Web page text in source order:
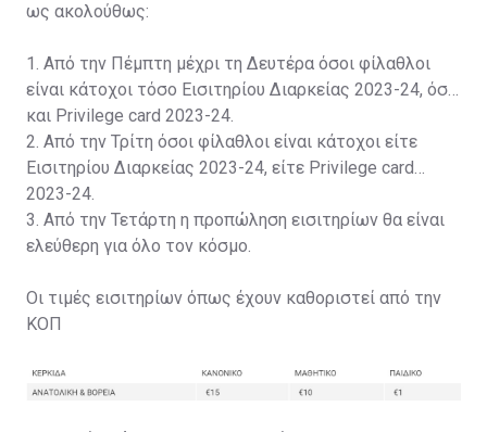
ως ακολούθως:
1. Από την Πέμπτη μέχρι τη Δευτέρα όσοι φίλαθλοι
είναι κάτοχοι τόσο Εισιτηρίου Διαρκείας 2023-24, όσο
και Privilege card 2023-24.
2. Από την Τρίτη όσοι φίλαθλοι είναι κάτοχοι είτε
Εισιτηρίου Διαρκείας 2023-24, είτε Privilege card
2023-24.
3. Από την Τετάρτη η προπώληση εισιτηρίων θα είναι
ελεύθερη για όλο τον κόσμο.
Οι τιμές εισιτηρίων όπως έχουν καθοριστεί από την
ΚΟΠ